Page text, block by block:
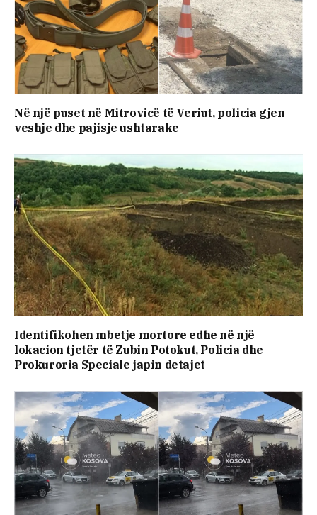
Në një puset në Mitrovicë të Veriut, policia gjen
veshje dhe pajisje ushtarake
Identifikohen mbetje mortore edhe në një
lokacion tjetër të Zubin Potokut, Policia dhe
Prokuroria Speciale japin detajet